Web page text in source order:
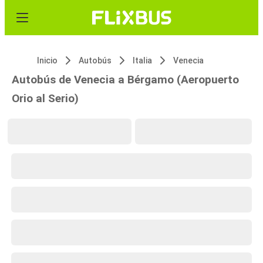
Inicio Autobús Italia Venecia
Autobús de Venecia a Bérgamo (Aeropuerto
Orio al Serio)